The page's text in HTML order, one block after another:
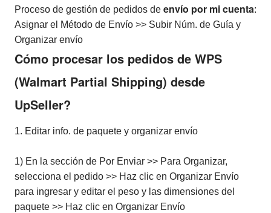
Proceso de gestión de pedidos de envío por mi cuenta:
Asignar el Método de Envío >> Subir Núm. de Guía y
Organizar envío
Cómo procesar los pedidos de WPS
(Walmart Partial Shipping) desde
UpSeller?
1. Editar info. de paquete y organizar envío
1) En la sección de Por Enviar >> Para Organizar,
selecciona el pedido >> Haz clic en Organizar Envío
para ingresar y editar el peso y las dimensiones del
paquete >> Haz clic en Organizar Envío